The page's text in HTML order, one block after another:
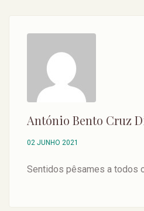
António Bento Cruz
02 JUNHO 2021
Sentidos pêsames a todos